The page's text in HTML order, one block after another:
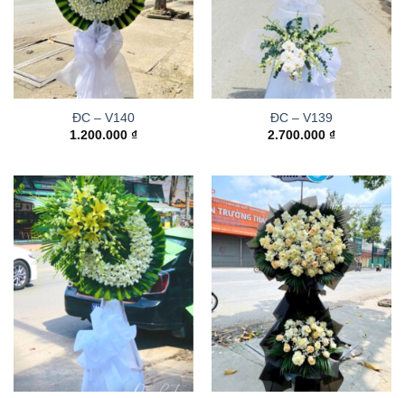
ĐC – V140
1.200.000 ₫
ĐC – V139
2.700.000 ₫